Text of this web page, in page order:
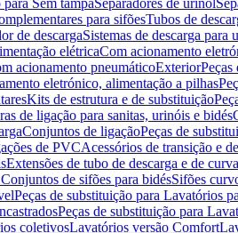
Sem tampaSeparadores de urinol
para sifõesTubos de
de descargaSistemas de descarga para
elétricaCom acionamento
acionamento pneumáticoExterior
eletrónico, alimentação a pilhas
Kits de estrutura e de substituição
de ligação para sanitas, urinóis e bidés
Conjuntos de ligaçãoPeças de
de PVCAcessórios de transição e
Extensões de tubo de descarga e de
de sifões para bidésSifões
Peças de substituição para Lavatórios
Peças de substituição para
coletivosLavatórios versão Comfort